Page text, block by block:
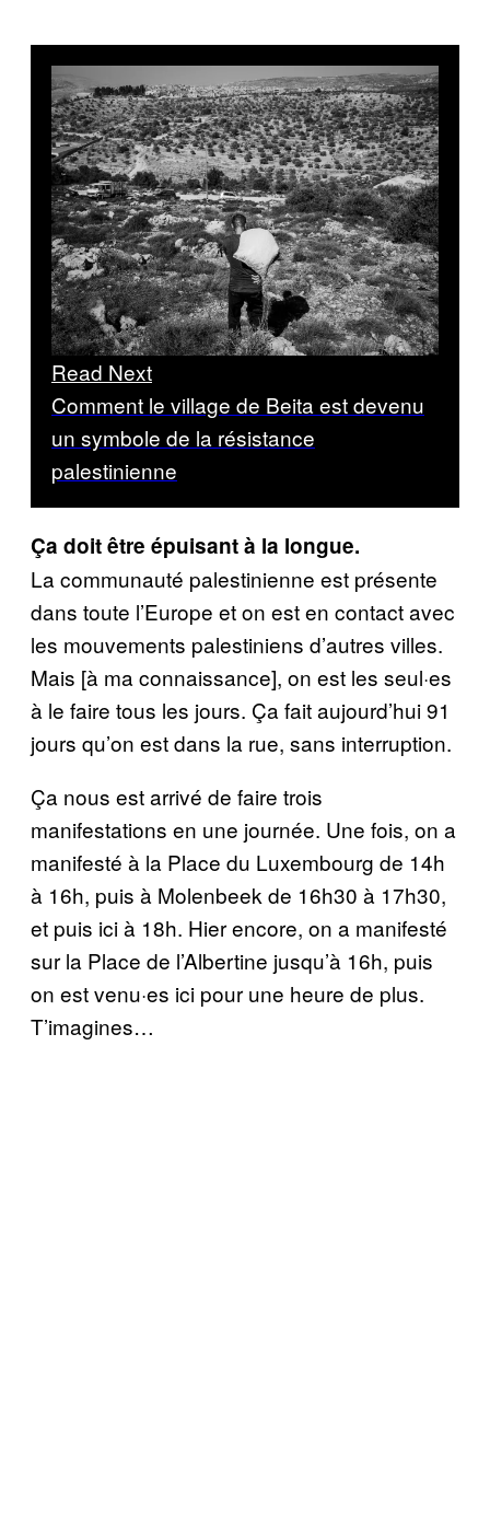
Read Next
Comment le village de Beita est devenu
un symbole de la résistance
palestinienne
Ça doit être épuisant à la longue.
La communauté palestinienne est présente
dans toute l’Europe et on est en contact avec
les mouvements palestiniens d’autres villes.
Mais [à ma connaissance], on est les seul·es
à le faire tous les jours. Ça fait aujourd’hui 91
jours qu’on est dans la rue, sans interruption.
Ça nous est arrivé de faire trois
manifestations en une journée. Une fois, on a
manifesté à la Place du Luxembourg de 14h
à 16h, puis à Molenbeek de 16h30 à 17h30,
et puis ici à 18h. Hier encore, on a manifesté
sur la Place de l’Albertine jusqu’à 16h, puis
on est venu·es ici pour une heure de plus.
T’imagines…